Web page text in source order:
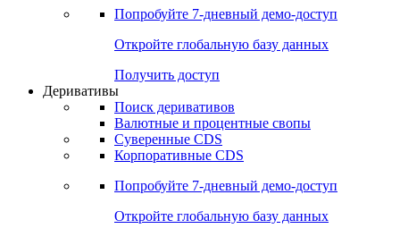
Попробуйте 7-дневный демо-доступ
Откройте глобальную базу данных
Получить доступ
Деривативы
Поиск деривативов
Валютные и процентные свопы
Суверенные CDS
Корпоративные CDS
Попробуйте 7-дневный демо-доступ
Откройте глобальную базу данных